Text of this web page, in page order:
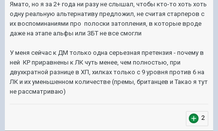
Ямато, но я за 2+ года ни разу не слышал, чтобы кто-то хоть хоть
одну реальную альтернативу предложил, не считая старперов с
их воспоминаниями про полоски затопления, в которые вроде
даже на этапе альфы или ЗБТ не все смогли
У меня сейчас к ДМ только одна серьезная претензия - почему в
ней КР приравнены к ЛК чуть менее, чем полностью, при
двухкратной разнице в ХП, хилках только с 9 уровня против 6 на
ЛК и их уменьшенном количестве (премы, британцев и Такао я тут
не рассматриваю)
2